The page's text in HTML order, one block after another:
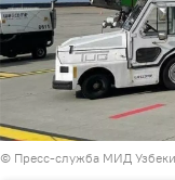
© Пресс-служба МИД